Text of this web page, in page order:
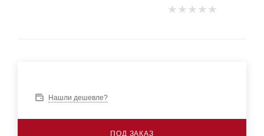
Нашли дешевле?
ПОД ЗАКАЗ